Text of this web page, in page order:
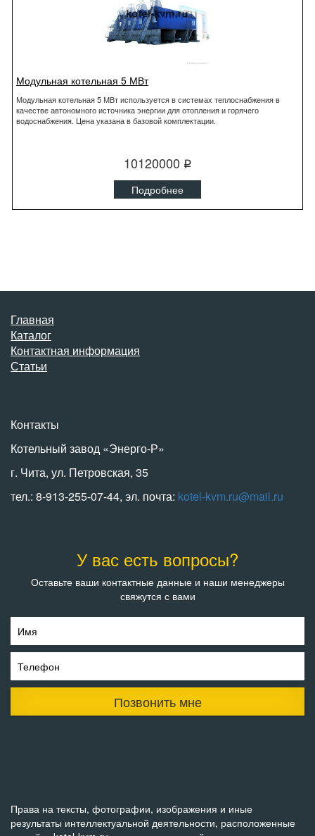
Модульная котельная 5 МВт
Модульная котельная 5 МВт используется в системах теплоснабжения в
качестве автономного источника энергии для отопления и горячего
водоснабжения. Цена указана в базовой комплектации.
10120000 q
Подробнее
Главная
Каталог
Контактная информация
Статьи
Контакты
Котельный завод «Энерго-Р»
г. Чита, ул. Петровская, 35
тел.: 8-913-255-07-44, эл. почта: kotel-kvm.ru@mail.ru
У вас есть вопросы?
Оставьте ваши контактные данные и наши менеджеры
свяжутся с вами
Имя
Телефон
Позвонить мне
Права на тексты, фотографии, изображения и иные
результаты интеллектуальной деятельности, расположенные